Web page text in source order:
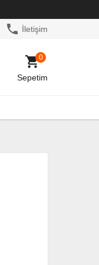
phone İletişim
shopping_cart
Sepetim
0